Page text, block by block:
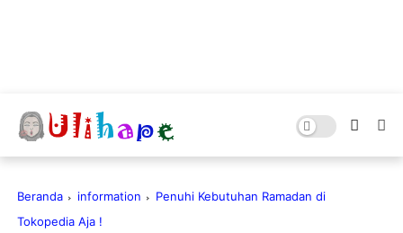
Beranda information
Penuhi Kebutuhan Ramadan di
Tokopedia Aja !